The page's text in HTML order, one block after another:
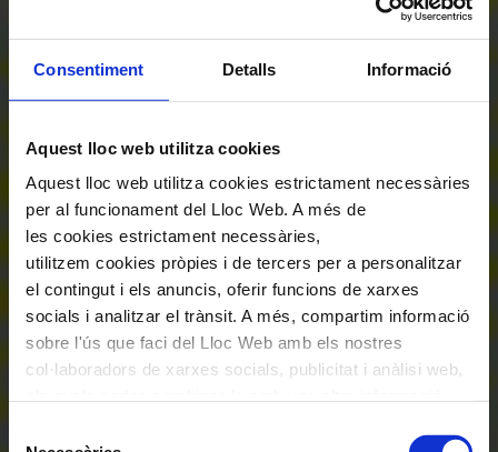
Consentiment Detalls Informació
Aquest lloc web utilitza cookies
Aquest lloc web utilitza cookies estrictament necessàries
per al funcionament del Lloc Web. A més de
les cookies estrictament necessàries,
utilitzem cookies pròpies i de tercers per a personalitzar
el contingut i els anuncis, oferir funcions de xarxes
socials i analitzar el trànsit. A més, compartim informació
sobre l'ús que faci del Lloc Web amb els nostres
col·laboradors de xarxes socials, publicitat i anàlisi web,